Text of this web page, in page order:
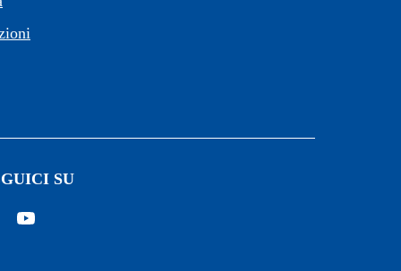
in un'altra scheda).
SU